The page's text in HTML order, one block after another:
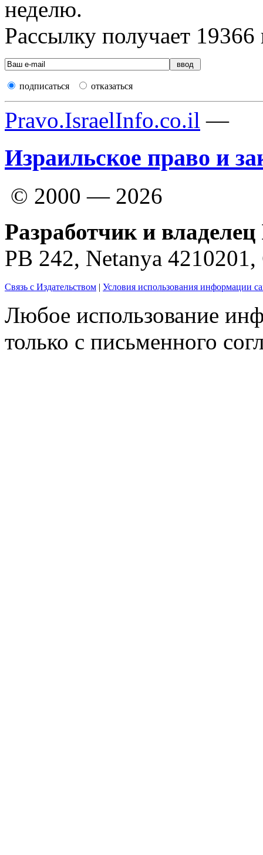
неделю.
Рассылку получает 19366
подписаться отказаться
Pravo.IsraelInfo.co.il —
Израильское право и
© 2000 — 2026
Разработчик и
PB 242, Netanya
Связь с Издательством | Условия использования информации
Любое использование
только с письменного